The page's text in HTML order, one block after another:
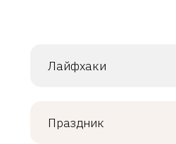
Лайфхаки
Праздник